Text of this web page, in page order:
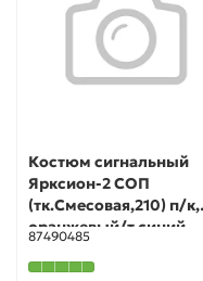
Костюм сигнальный
Ярксион-2 СОП
(тк.Смесовая,210) п/к,
оранжевый/т.синий
87490485